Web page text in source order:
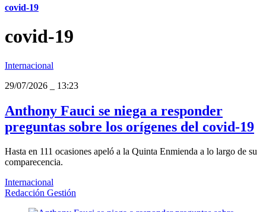
covid-19
covid-19
Internacional
29/07/2026
13:23
Anthony Fauci se niega a responder
preguntas sobre los orígenes del covid-19
Hasta en 111 ocasiones apeló a la Quinta Enmienda a lo largo de su
comparecencia.
Internacional
Redacción Gestión